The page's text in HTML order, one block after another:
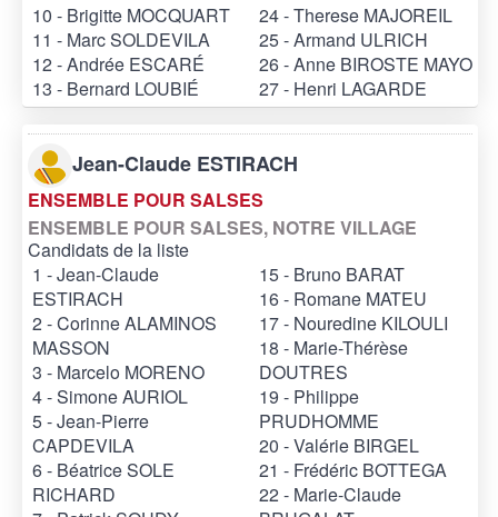
10 - Brigitte MOCQUART
11 - Marc SOLDEVILA
12 - Andrée ESCARÉ
13 - Bernard LOUBIÉ
24 - Therese MAJOREIL
25 - Armand ULRICH
26 - Anne BIROSTE MAYO
27 - Henri LAGARDE
Jean-Claude ESTIRACH
ENSEMBLE POUR SALSES
ENSEMBLE POUR SALSES, NOTRE VILLAGE
Candidats de la liste
1 - Jean-Claude
ESTIRACH
2 - Corinne ALAMINOS
MASSON
3 - Marcelo MORENO
4 - Simone AURIOL
5 - Jean-Pierre
CAPDEVILA
6 - Béatrice SOLE
RICHARD
15 - Bruno BARAT
16 - Romane MATEU
17 - Nouredine KILOULI
18 - Marie-Thérèse
DOUTRES
19 - Philippe
PRUDHOMME
20 - Valérie BIRGEL
21 - Frédéric BOTTEGA
22 - Marie-Claude